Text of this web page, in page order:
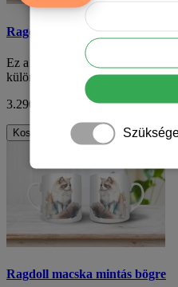
Ragdoll macska mintás bögre
Ez a ragdoll macska mintás
különleges konyhai kiegészítő
3.290 Ft
ÁFA nélkül: 2.591 Ft
Kosárba
Ragdoll macska mintás bögre